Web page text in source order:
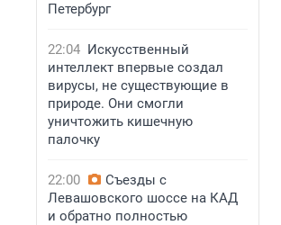
Петербург
22:04 Искусственный
интеллект впервые создал
вирусы, не существующие в
природе. Они смогли
уничтожить кишечную
палочку
22:00
Съезды с
Левашовского шоссе на КАД
и обратно полностью